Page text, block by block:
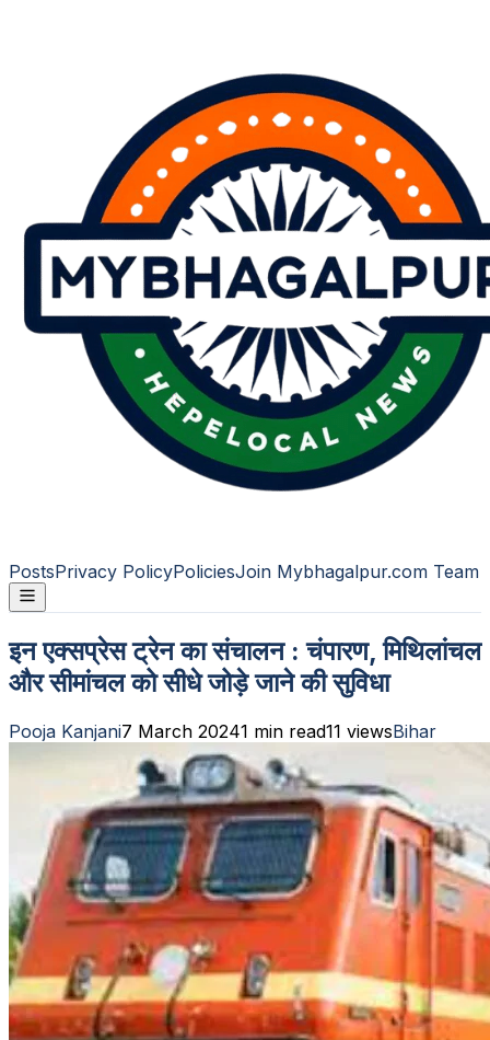
PostsPrivacy PolicyPoliciesJoin Mybhagalpur.com Team
इन एक्सप्रेस ट्रेन का संचालन : चंपारण, मिथिलांचल
और सीमांचल को सीधे जोड़े जाने की सुविधा
Pooja Kanjani7 March 20241 min read11 viewsBihar